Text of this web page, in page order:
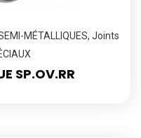
MÉTALLIQUES, Joints
SP.OV.RR